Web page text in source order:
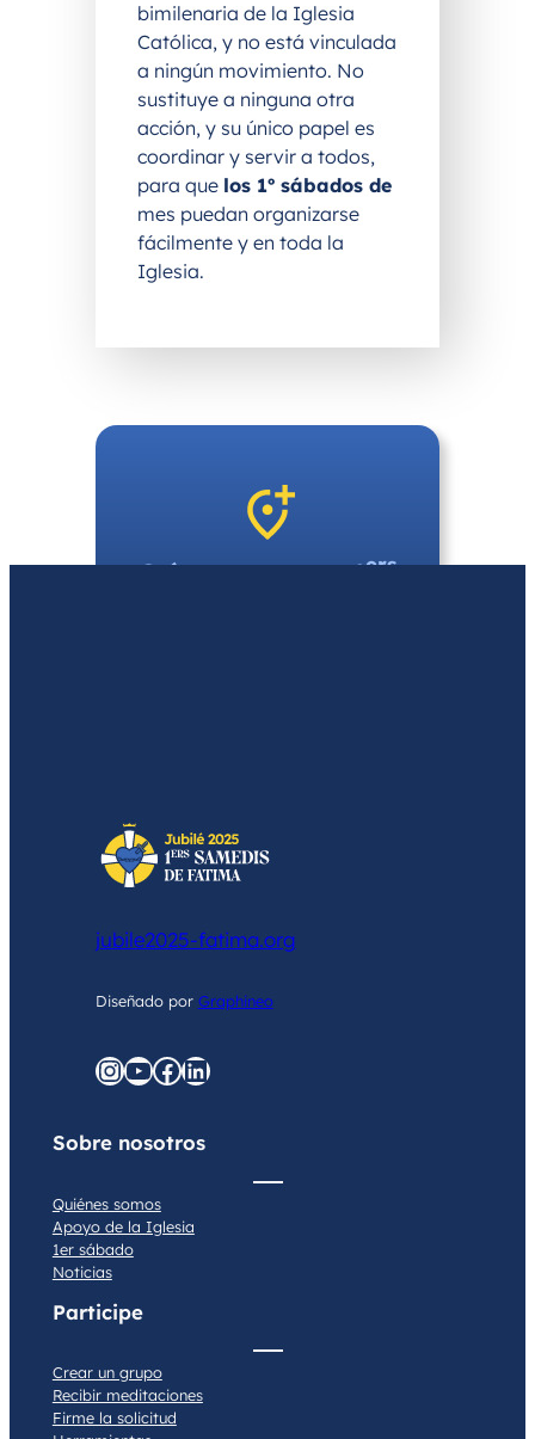
bimilenaria de la Iglesia
Católica, y no está vinculada
a ningún movimiento. No
sustituye a ninguna otra
acción, y su único papel es
coordinar y servir a todos,
para que los 1º sábados de
mes puedan organizarse
fácilmente y en toda la
Iglesia.
Créez un groupe 1ers
jubile2025-fatima.org
Diseñado por Graphineo
graphineo.comYouTube Facebook LinkedIn
Sobre nosotros
Quiénes somos
Apoyo de la Iglesia
1er sábado
Noticias
Participe
Crear un grupo
Recibir meditaciones
Firme la solicitud